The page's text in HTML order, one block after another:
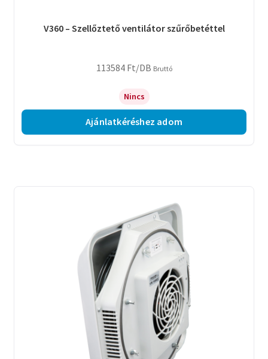
V360 – Szellőztető ventilátor szűrőbetéttel
113584 Ft/DB Bruttó
Nincs
Ajánlatkéréshez adom